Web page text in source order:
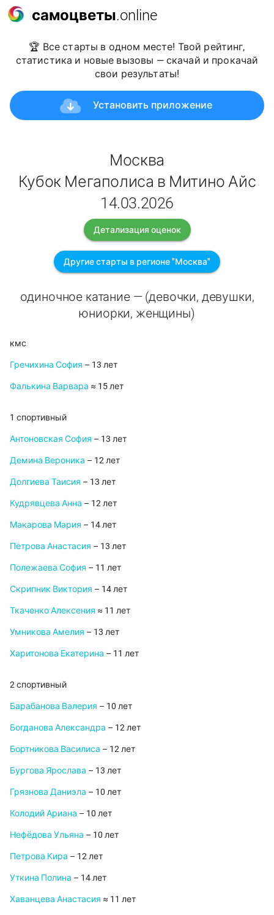
самоцветы.online
🏆 Все старты в одном месте! Твой рейтинг,
статистика и новые вызовы — скачай и прокачай
свои результаты!
Установить приложение
Москва
Кубок Мегаполиса в Митино Айс
14.03.2026
Детализация оценок
Другие старты в регионе "Москва"
одиночное катание — (девочки, девушки,
юниорки, женщины)
кмс
Гречихина София – 13 лет
Фалькина Варвара ≈ 15 лет
1 спортивный
Антоновская София – 13 лет
Демина Вероника – 12 лет
Долгиева Таисия – 13 лет
Кудрявцева Анна – 12 лет
Макарова Мария – 14 лет
Петрова Анастасия – 13 лет
Полежаева София – 11 лет
Скрипник Виктория – 14 лет
Ткаченко Алексения ≈ 11 лет
Умникова Амелия – 13 лет
Харитонова Екатерина – 11 лет
2 спортивный
Барабанова Валерия – 10 лет
Богданова Александра – 12 лет
Бортникова Василиса – 12 лет
Бургова Ярослава – 13 лет
Грязнова Даниэла – 10 лет
Колодий Ариана – 10 лет
Нефёдова Ульяна – 10 лет
Петрова Кира – 12 лет
Уткина Полина – 14 лет
Хаванцева Анастасия ≈ 11 лет